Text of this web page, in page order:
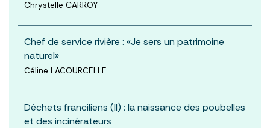
Chrystelle CARROY
Chef de service rivière : «Je sers un patrimoine
naturel»
Céline LACOURCELLE
Déchets franciliens (II) : la naissance des poubelles
et des incinérateurs